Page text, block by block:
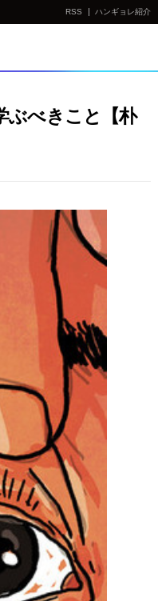
RSS ハンギョレ紹介
ぶべきこと【朴